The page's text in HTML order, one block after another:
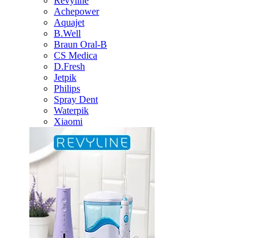
Achepower
Aquajet
B.Well
Braun Oral-B
CS Medica
D.Fresh
Jetpik
Philips
Spray Dent
Waterpik
Xiaomi